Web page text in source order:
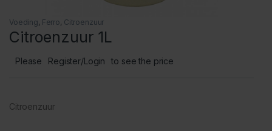
Voeding, Ferro, Citroenzuur
Citroenzuur 1L
Please Register/Login to see the price
Citroenzuur